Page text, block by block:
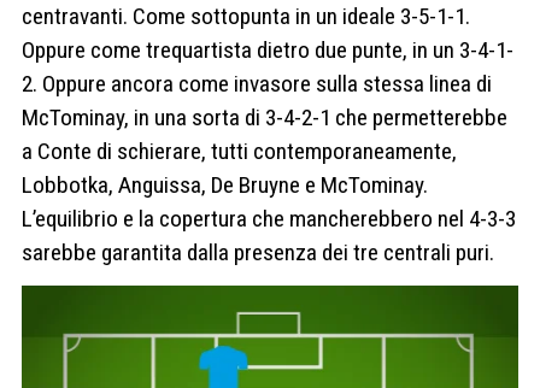
centravanti. Come sottopunta in un ideale 3-5-1-1.
Oppure come trequartista dietro due punte, in un 3-4-1-
2. Oppure ancora come invasore sulla stessa linea di
McTominay, in una sorta di 3-4-2-1 che permetterebbe
a Conte di schierare, tutti contemporaneamente,
Lobbotka, Anguissa, De Bruyne e McTominay.
L’equilibrio e la copertura che mancherebbero nel 4-3-3
sarebbe garantita dalla presenza dei tre centrali puri.